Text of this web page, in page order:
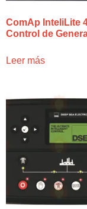
ComAp InteliLite
Control de
Leer más